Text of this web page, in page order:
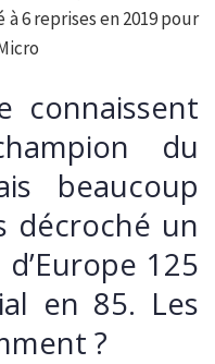
6 reprises en 2019 pour
connaissent
du
beaucoup
décroché un
125
en 85. Les
?